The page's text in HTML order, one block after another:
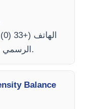
50) أو عبر موقع Kalstein الرسمي في بلدك.